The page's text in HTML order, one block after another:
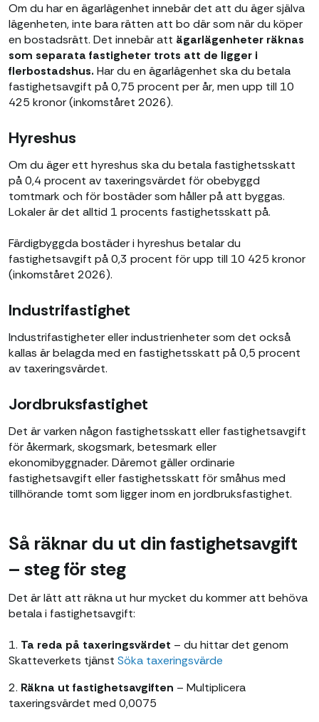
Om du har en ägarlägenhet innebär det att du äger själva
lägenheten, inte bara rätten att bo där som när du köper
en bostadsrätt. Det innebär att ägarlägenheter räknas
som separata fastigheter trots att de ligger i
flerbostadshus. Har du en ägarlägenhet ska du betala
fastighetsavgift på 0,75 procent per år, men upp till 10
425 kronor (inkomståret 2026).
Hyreshus
Om du äger ett hyreshus ska du betala fastighetsskatt
på 0,4 procent av taxeringsvärdet för obebyggd
tomtmark och för bostäder som håller på att byggas.
Lokaler är det alltid 1 procents fastighetsskatt på.
Färdigbyggda bostäder i hyreshus betalar du
fastighetsavgift på 0,3 procent för upp till 10 425 kronor
(inkomståret 2026).
Industrifastighet
Industrifastigheter eller industrienheter som det också
kallas är belagda med en fastighetsskatt på 0,5 procent
av taxeringsvärdet.
Jordbruksfastighet
Det är varken någon fastighetsskatt eller fastighetsavgift
för åkermark, skogsmark, betesmark eller
ekonomibyggnader. Däremot gäller ordinarie
fastighetsavgift eller fastighetsskatt för småhus med
tillhörande tomt som ligger inom en jordbruksfastighet.
Så räknar du ut din fastighetsavgift
– steg för steg
Det är lätt att räkna ut hur mycket du kommer att behöva
betala i fastighetsavgift:
1. Ta reda på taxeringsvärdet – du hittar det genom
Skatteverkets tjänst Söka taxeringsvärde
2. Räkna ut fastighetsavgiften – Multiplicera
taxeringsvärdet med 0,0075